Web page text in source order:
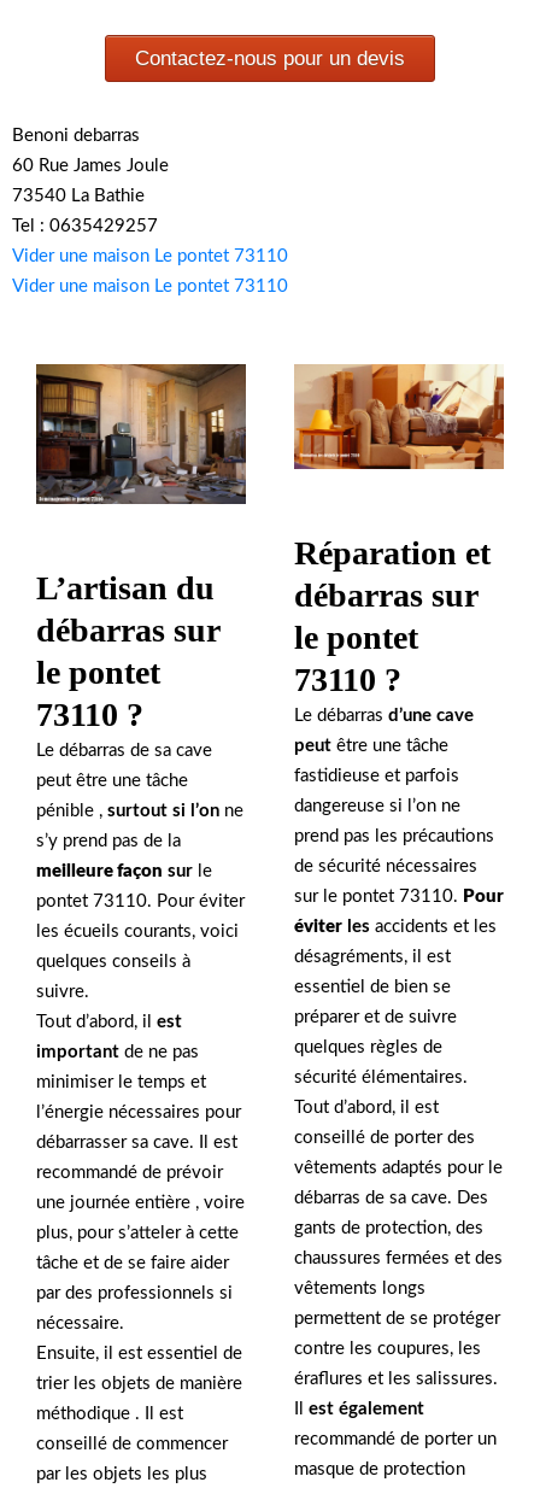
Contactez-nous pour un devis
Benoni debarras
60 Rue James Joule
73540 La Bathie
Tel : 0635429257
Vider une maison Le pontet 73110
Vider une maison Le pontet 73110
L’artisan du
débarras sur
le pontet
73110 ?
Le débarras de sa cave
peut être une tâche
pénible , surtout si l’on ne
s’y prend pas de la
meilleure façon sur le
pontet 73110. Pour éviter
les écueils courants, voici
quelques conseils à
suivre.
Tout d’abord, il est
important de ne pas
minimiser le temps et
l’énergie nécessaires pour
débarrasser sa cave. Il est
recommandé de prévoir
une journée entière , voire
plus, pour s’atteler à cette
tâche et de se faire aider
par des professionnels si
nécessaire.
Ensuite, il est essentiel de
trier les objets de manière
méthodique . Il est
conseillé de commencer
par les objets les plus
Réparation et
débarras sur
le pontet
73110 ?
Le débarras d’une cave
peut être une tâche
fastidieuse et parfois
dangereuse si l’on ne
prend pas les précautions
de sécurité nécessaires
sur le pontet 73110. Pour
éviter les accidents et les
désagréments, il est
essentiel de bien se
préparer et de suivre
quelques règles de
sécurité élémentaires.
Tout d’abord, il est
conseillé de porter des
vêtements adaptés pour le
débarras de sa cave. Des
gants de protection, des
chaussures fermées et des
vêtements longs
permettent de se protéger
contre les coupures, les
éraflures et les salissures.
est également
recommandé de porter un
masque de protection